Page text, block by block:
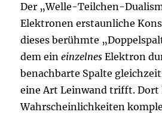
Der „Welle-Teilchen-
Elektronen erstaunliche
dieses berühmte
dem eineinzelnes Elektron
benachbarte Spalte
eine Art Leinwand trifft. Dort
Wahrscheinlichkeiten